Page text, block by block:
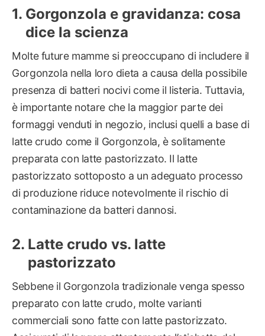
Gorgonzola e gravidanza: cosa
dice la scienza
Molte future mamme si preoccupano di includere il
Gorgonzola nella loro dieta a causa della possibile
presenza di batteri nocivi come il listeria. Tuttavia,
è importante notare che la maggior parte dei
formaggi venduti in negozio, inclusi quelli a base di
latte crudo come il Gorgonzola, è solitamente
preparata con latte pastorizzato. Il latte
pastorizzato sottoposto a un adeguato processo
di produzione riduce notevolmente il rischio di
contaminazione da batteri dannosi.
Latte crudo vs. latte
pastorizzato
Sebbene il Gorgonzola tradizionale venga spesso
preparato con latte crudo, molte varianti
commerciali sono fatte con latte pastorizzato.